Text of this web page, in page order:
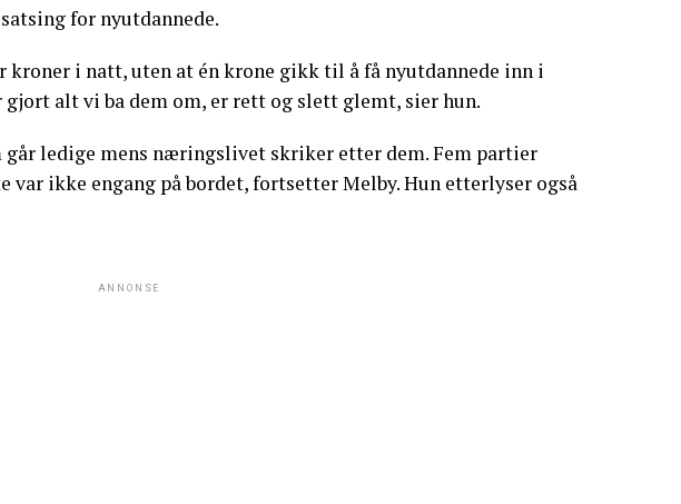
for nyutdannede.
i natt, uten at én krone gikk til å få nyutdannede inn i
gjort alt vi ba dem om, er rett og slett glemt, sier hun.
går ledige mens næringslivet skriker etter dem. Fem partier
ikke engang på bordet, fortsetter Melby. Hun etterlyser også
ANNONSE